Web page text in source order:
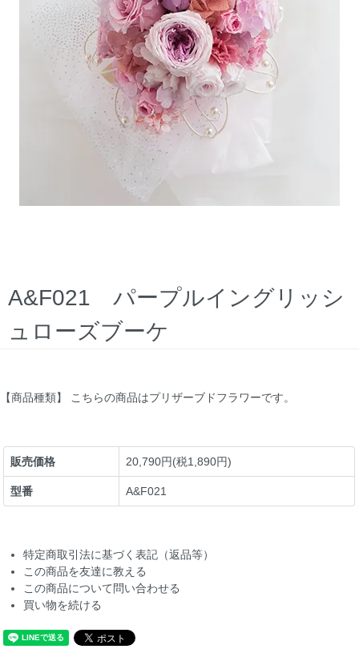
A&F021 パープルイングリッシ
ュローズブーケ
【商品種類】 こちらの商品はプリザーブドフラワーです。
販売価格 20,790円(税1,890円)
型番 A&F021
特定商取引法に基づく表記（返品等）
この商品を友達に教える
この商品について問い合わせる
買い物を続ける